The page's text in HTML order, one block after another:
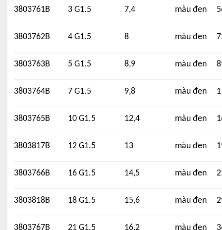
3803761B 3 G1.5 7,4 màu đen
3803762B 4 G1.5 8 màu đen
3803763B 5 G1.5 8,9 màu đen
3803764B 7 G1.5 9,8 màu đen
3803765B 10 G1.5 12,4 màu đen
3803817B 12 G1.5 13 màu đen
3803766B 16 G1.5 14,5 màu đen
3803818B 18 G1.5 15,6 màu đen
3803767B 21 G1.5 16,2 màu đen